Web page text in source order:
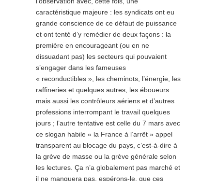
caractéristique majeure : les syndicats ont eu
grande conscience de ce défaut de puissance
et ont tenté d’y remédier de deux façons : la
première en encourageant (ou en ne
dissuadant pas) les secteurs qui pouvaient
s’engager dans les fameuses
« reconductibles », les cheminots, l’énergie, les
raffineries et quelques autres, les éboueurs
mais aussi les contrôleurs aériens et d’autres
professions interrompant le travail quelques
jours ; l’autre tentative est celle du 7 mars avec
ce slogan habile « la France à l’arrêt » appel
transparent au blocage du pays, c’est-à-dire à
la grève de masse ou la grève générale selon
les lectures. Ça n’a globalement pas marché et
il ne manquera pas, espérons-le, que ces